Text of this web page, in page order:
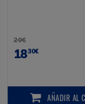
20€
1830€
AÑADIR AL